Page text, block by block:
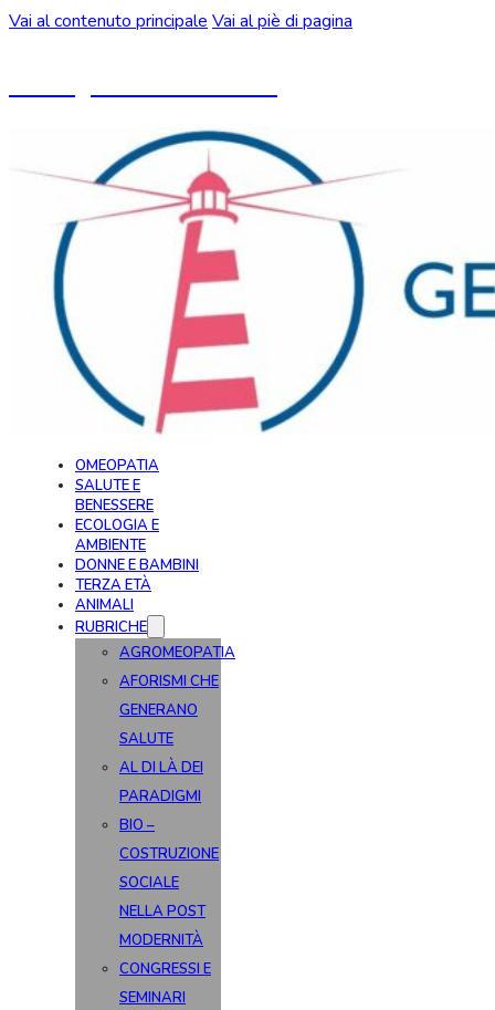
Vai al contenuto principale Vai al piè di pagina
OMEOPATIA
SALUTE E
BENESSERE
ECOLOGIA E
AMBIENTE
DONNE E BAMBINI
TERZA ETÀ
ANIMALI
RUBRICHE
AGROMEOPATIA
AFORISMI CHE
GENERANO
SALUTE
AL DI LÀ DEI
PARADIGMI
BIO –
COSTRUZIONE
SOCIALE
NELLA POST
MODERNITÀ
CONGRESSI E
SEMINARI